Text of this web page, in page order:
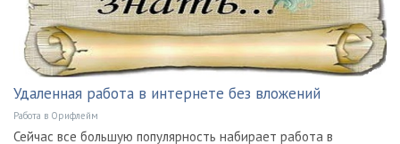
Удаленная работа в интернете без вложений
Работа в Орифлейм
Сейчас все большую популярность набирает работа в